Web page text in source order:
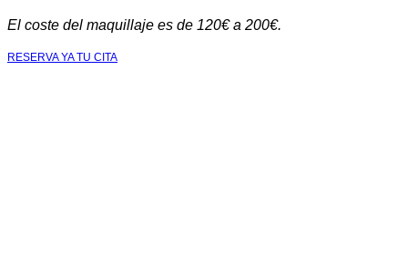
El coste del maquillaje es de 120€ a 200€.
RESERVA YA TU CITA